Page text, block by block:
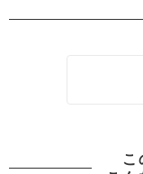
こ